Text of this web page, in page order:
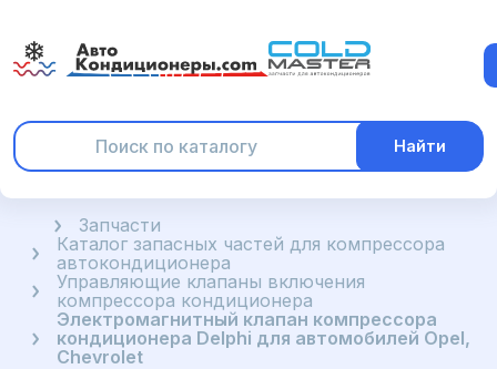
Найти
ГлавнаяЗапчасти
Каталог запасных частей для компрессора
автокондиционера
Управляющие клапаны включения
компрессора кондиционера
Электромагнитный клапан компрессора
кондиционера Delphi для автомобилей Opel,
Chevrolet